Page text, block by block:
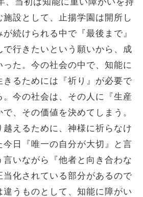
設として、止揚学園は開所し
続けられる中で『最後まで』
で行きたいという願いから、成
った。今の社会の中で、知能に
きるためには『祈り』が必要で
。今の社会は、その人に『生産
、その価値を決めてしまう。
越えるために、神様に祈らなけ
今日『唯一の自分が大切』と言
言いながら『他者と向き合わな
当化されている部分があるので
違うものとして、知能に障がい